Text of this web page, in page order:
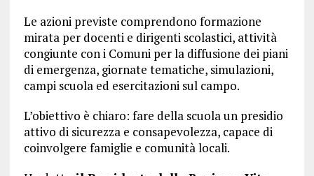
Le azioni previste comprendono formazione
mirata per docenti e dirigenti scolastici, attività
congiunte con i Comuni per la diffusione dei piani
di emergenza, giornate tematiche, simulazioni,
campi scuola ed esercitazioni sul campo.
L’obiettivo è chiaro: fare della scuola un presidio
attivo di sicurezza e consapevolezza, capace di
coinvolgere famiglie e comunità locali.